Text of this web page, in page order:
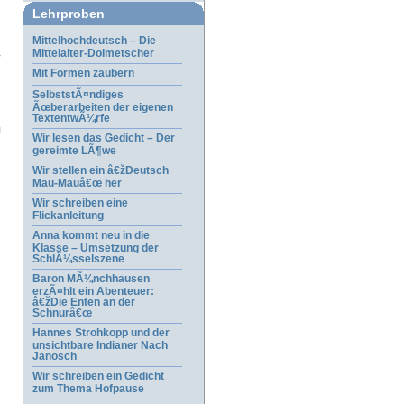
Lehrproben
Mittelhochdeutsch – Die
Mittelalter-Dolmetscher
Mit Formen zaubern
SelbststÃ¤ndiges
Ãœberarbeiten der eigenen
TextentwÃ¼rfe
Wir lesen das Gedicht – Der
gereimte LÃ¶we
Wir stellen ein â€žDeutsch
Mau-Mauâ€œ her
Wir schreiben eine
Flickanleitung
Anna kommt neu in die
Klasse – Umsetzung der
SchlÃ¼sselszene
Baron MÃ¼nchhausen
erzÃ¤hlt ein Abenteuer:
â€žDie Enten an der
Schnurâ€œ
Hannes Strohkopp und der
unsichtbare Indianer Nach
Janosch
Wir schreiben ein Gedicht
zum Thema Hofpause